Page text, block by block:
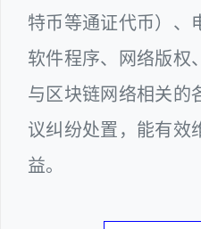
特币等通证代币）、
软件程序、网络版权
与区块链网络相关的
议纠纷处置，能有效
益。